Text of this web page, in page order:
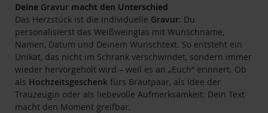
Deine Gravur macht den Unterschied
Das Herzstück ist die individuelle Gravur: Du
personalisierst das Weißweinglas mit Wunschname,
Namen, Datum und Deinem Wunschtext. So entsteht ein
Unikat, das nicht im Schrank verschwindet, sondern immer
wieder hervorgeholt wird – weil es an „Euch“ erinnert. Ob
als Hochzeitsgeschenk fürs Brautpaar, als Idee der
Trauzeugin oder als liebevolle Aufmerksamkeit: Dein Text
macht den Moment greifbar.